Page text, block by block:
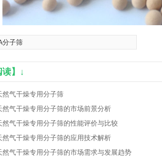
分子筛
读】↓
然气干燥专用分子筛
然气干燥专用分子筛的市场前景分析
然气干燥专用分子筛的性能评价与比较
然气干燥专用分子筛的应用技术解析
然气干燥专用分子筛的市场需求与发展趋势